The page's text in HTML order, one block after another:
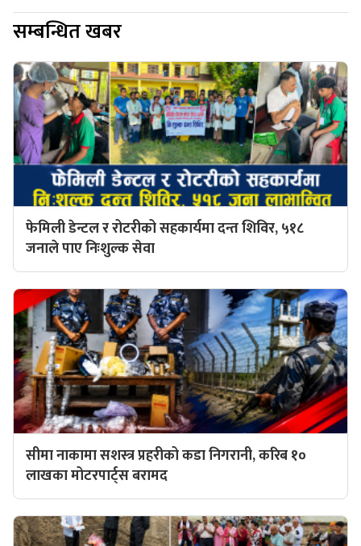
सम्बन्धित खबर
फेमिली डेन्टल र रोटरीको सहकार्यमा दन्त शिविर, ५१८
जनाले पाए निःशुल्क सेवा
सीमा नाकामा सशस्त्र प्रहरीको कडा निगरानी, करिब १०
लाखका मोटरपार्ट्स बरामद